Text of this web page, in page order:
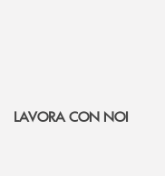
LAVORA CON NOI